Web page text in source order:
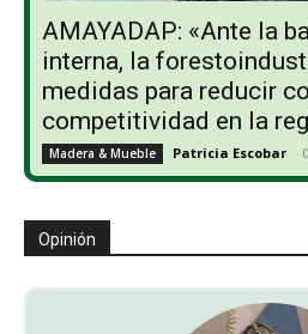
AMAYADAP: «Ante la
interna, la
medidas para reducir
competitividad en la
Madera & Mueble Patricia Escobar -
Opinión